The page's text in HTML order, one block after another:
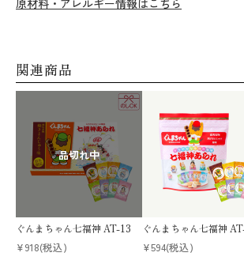
原材料・アレルギー情報はこちら
関連商品
ぐんまちゃん七福神 AT-13
¥918(税込)
ぐんまちゃん七福神
¥594(税込)